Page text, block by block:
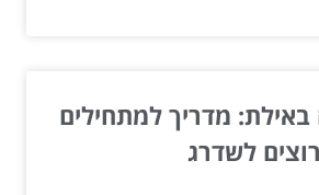
באילת: מדריך למתחילים
לשדרג